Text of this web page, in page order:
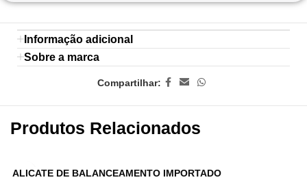
Informação adicional
Sobre a marca
Compartilhar:
Produtos Relacionados
ALICATE DE BALANCEAMENTO IMPORTADO